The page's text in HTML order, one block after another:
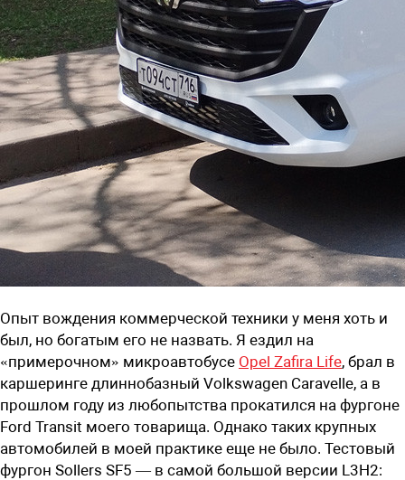
Опыт вождения коммерческой техники у меня хоть и
был, но богатым его не назвать. Я ездил на
«примерочном» микроавтобусе Opel Zafira Life, брал в
каршеринге длиннобазный Volkswagen Caravelle, а в
прошлом году из любопытства прокатился на фургоне
Ford Transit моего товарища. Однако таких крупных
автомобилей в моей практике еще не было. Тестовый
фургон Sollers SF5 — в самой большой версии L3H2: